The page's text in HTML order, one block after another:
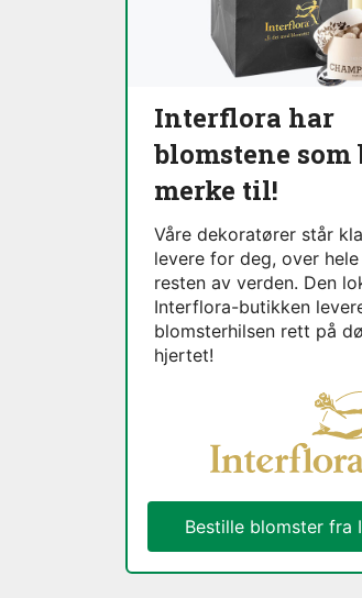
Interflora har
blomstene
merke til!
Våre dekoratører står
levere for deg, over
resten av verden. Den
Interflora-butikken
blomsterhilsen rett på
hjertet!
Bestille blomster fra